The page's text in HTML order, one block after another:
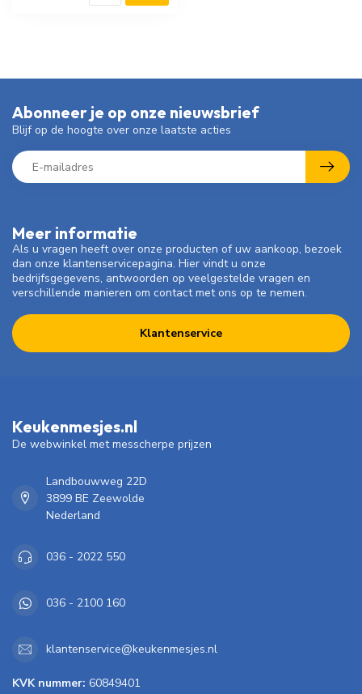
Meer informatie
Als u vragen heeft over onze producten of uw aankoop, bezoek
dan onze klantenservicepagina. Hier vindt u onze
bedrijfsgegevens, antwoorden op veelgestelde vragen en
verschillende manieren om contact met ons op te nemen.
Klantenservice
Abonneer je op onze nieuwsbrief
Blijf op de hoogte over onze laatste acties
Keukenmesjes.nl
De webwinkel met messcherpe prijzen
Landbouwweg 22D
3899 BE Zeewolde
Nederland
036 - 2022 550
036 - 2100 160
klantenservice@keukenmesjes.nl
KVK nummer: 60849401